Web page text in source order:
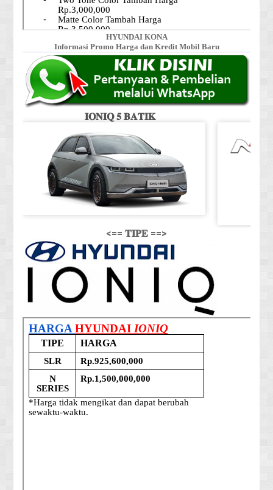
HYUNDAI KONA
Informasi Promo Harga dan Kredit Mobil Baru
𝐈𝐎𝐍𝐈𝐐 𝟓 𝐁𝐀𝐓𝐈𝐊
<== 𝐓𝐈𝐏𝐄 ==>